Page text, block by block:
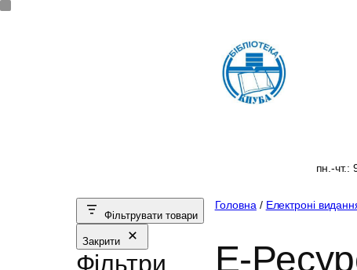
Перейти
пн.-чт.:
Фільтрувати товари
Закрити
Фільтри
Головна/ Електроні
Е-